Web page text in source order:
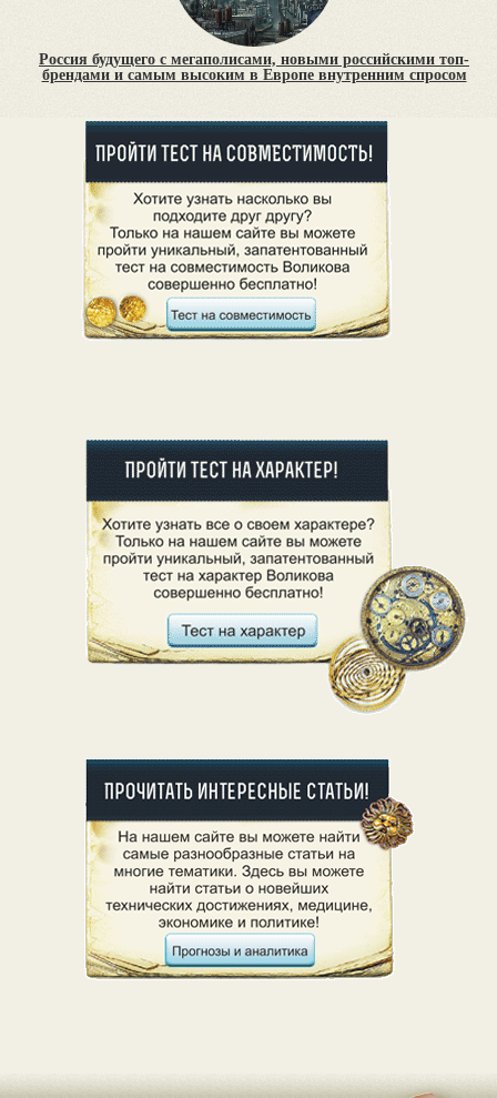
Россия будущего с мегаполисами, новыми российскими топ-
брендами и самым высоким в Европе внутренним спросом